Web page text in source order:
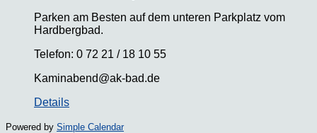
Parken am Besten auf dem unteren Parkplatz vom
Hardbergbad.
Telefon: 0 72 21 / 18 10 55
Kaminabend@ak-bad.de
Details
Powered by Simple Calendar